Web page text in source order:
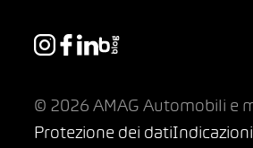
© 2026 AMAG Automobili e
Protezione dei dati